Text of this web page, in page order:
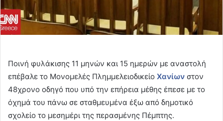
Ποινή φυλάκισης 11 μηνών και 15 ημερών με αναστολή
επέβαλε το Μονομελές Πλημμελειοδικείο Χανίων στον
48χρονο οδηγό που υπό την επήρεια μέθης έπεσε με το
όχημά του πάνω σε σταθμευμένα έξω από δημοτικό
σχολείο το μεσημέρι της περασμένης Πέμπτης.